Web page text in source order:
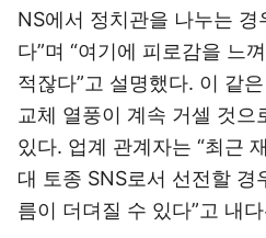
NS에서 정치관을 나누는 경
다”며 “여기에 피로감을 느
적잖다”고 설명했다. 이 같
교체 열풍이 계속 거셀 것으
있다. 업계 관계자는 “최근
대 토종 SNS로서 선전할 경
름이 더뎌질 수 있다”고 내